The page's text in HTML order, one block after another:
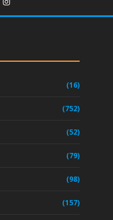
(16)
(752)
(52)
(79)
(98)
(157)